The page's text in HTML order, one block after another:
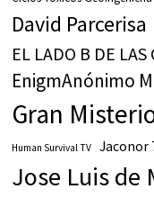
David Parcerisa
EL LADO B DE LAS
EnigmAnónimo
Gran
Human Survival TV Jaconor
Jose Luis de